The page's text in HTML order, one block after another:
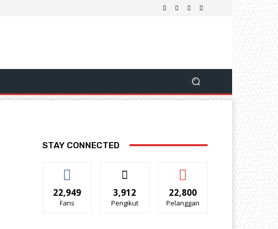
STAY CONNECTED
22,949
Fans
3,912
Pengikut
22,800
Pelanggan